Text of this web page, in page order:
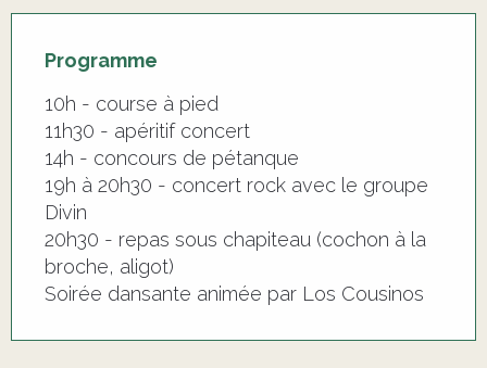
Programme
10h - course à pied
11h30 - apéritif concert
14h - concours de pétanque
19h à 20h30 - concert rock avec le groupe
Divin
20h30 - repas sous chapiteau (cochon à la
broche, aligot)
Soirée dansante animée par Los Cousinos